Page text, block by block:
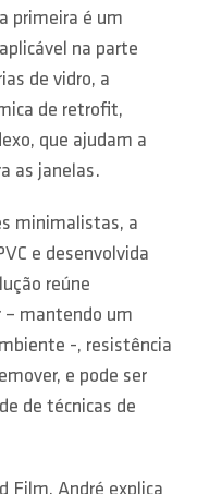
primeira é um
na parte
de vidro, a
de retrofit,
que ajudam a
as janelas.
minimalistas, a
e desenvolvida
reúne
– mantendo um
-, resistência
e pode ser
de técnicas de